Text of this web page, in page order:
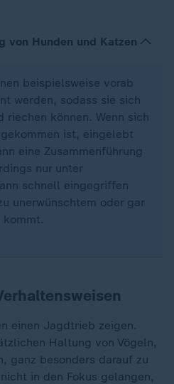
von Hunden und Katzen
beispielsweise vorab
werden, sodass sie sich
riechen können. Wenn sich
ist, eingelebt
eine Zusammenführung
nur unter
schnell eingegriffen
unerwünschtem oder gar
kommt.
einen Jagdtrieb zeigen.
Haltung von Vögeln,
ganz besonders darauf zu
in den Fokus gelangen,